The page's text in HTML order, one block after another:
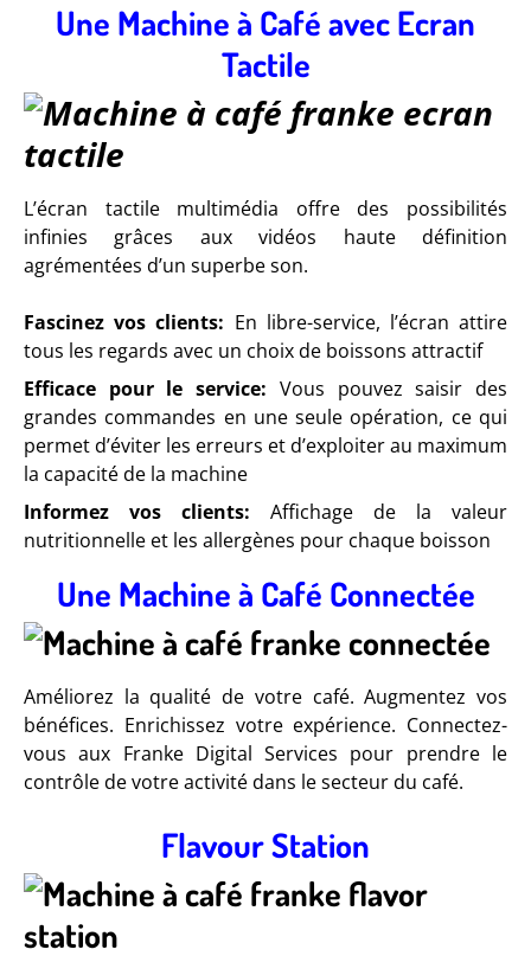
Une Machine à Café avec Ecran
Tactile
L’écran tactile multimédia offre des possibilités
infinies grâces aux vidéos haute définition
agrémentées d’un superbe son.
Fascinez vos clients: En libre-service, l’écran attire
tous les regards avec un choix de boissons attractif
Efficace pour le service: Vous pouvez saisir des
grandes commandes en une seule opération, ce qui
permet d’éviter les erreurs et d’exploiter au maximum
la capacité de la machine
Informez vos clients: Affichage de la valeur
nutritionnelle et les allergènes pour chaque boisson
Une Machine à Café Connectée
Améliorez la qualité de votre café. Augmentez vos
bénéfices. Enrichissez votre expérience. Connectez-
vous aux Franke Digital Services pour prendre le
contrôle de votre activité dans le secteur du café.
Flavour Station